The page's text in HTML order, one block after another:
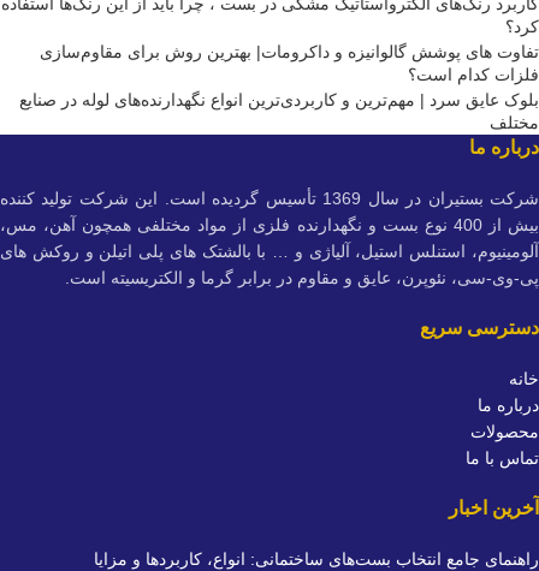
کرد؟
تفاوت های پوشش گالوانیزه و داکرومات| بهترین روش برای مقاوم‌سازی
فلزات کدام است؟
بلوک عایق سرد | مهم‌ترین و کاربردی‌ترین انواع نگهدارنده‌های لوله در صنایع
مختلف
درباره ما
شرکت بستیران در سال 1369 تأسیس گردیده است. این شرکت تولید کننده
بیش از 400 نوع بست و نگهدارنده فلزی از مواد مختلفی همچون آهن، مس،
آلومینیوم، استنلس استیل، آلیاژی و … با بالشتک های پلی اتیلن و روکش های
پی-وی-سی، نئوپرن، عایق و مقاوم در برابر گرما و الکتریسیته است.
دسترسی سریع
خانه
درباره ما
محصولات
تماس با ما
آخرین اخبار
راهنمای جامع انتخاب بست‌های ساختمانی: انواع، کاربردها و مزایا